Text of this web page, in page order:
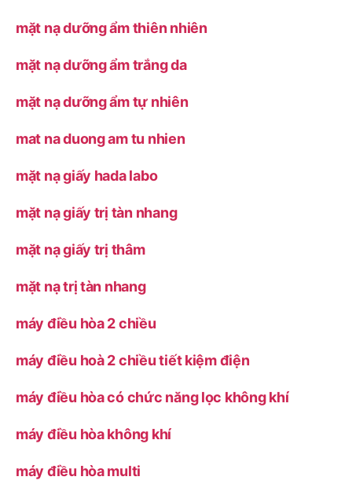
mặt nạ dưỡng ẩm thiên nhiên
mặt nạ dưỡng ẩm trắng da
mặt nạ dưỡng ẩm tự nhiên
mat na duong am tu nhien
mặt nạ giấy hada labo
mặt nạ giấy trị tàn nhang
mặt nạ giấy trị thâm
mặt nạ trị tàn nhang
máy điều hòa 2 chiều
máy điều hoà 2 chiều tiết kiệm điện
máy điều hòa có chức năng lọc không khí
máy điều hòa không khí
máy điều hòa multi